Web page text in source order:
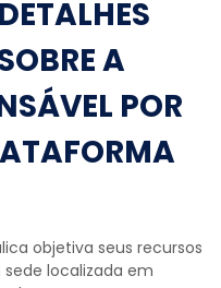
A
POR
objetiva seus recursos
localizada em